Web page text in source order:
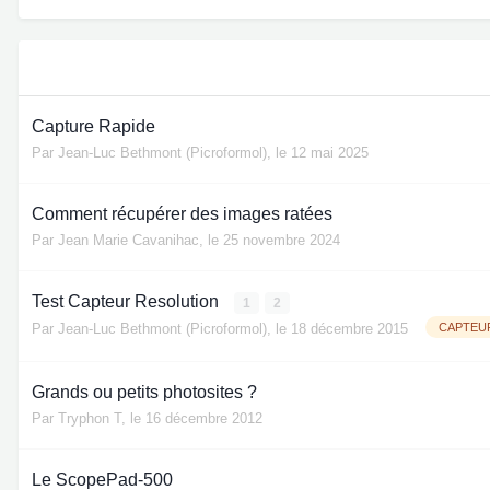
Capture Rapide
Par Jean-Luc Bethmont (Picroformol) le 12 mai 2025
Comment récupérer des images ratées
Par Jean Marie Cavanihac le 25 novembre 2024
Test Capteur Resolution 1 2
Par Jean-Luc Bethmont (Picroformol) le 18 décembre 2015
Grands ou petits photosites ?
Par Tryphon T, le 16 décembre 2012
Le ScopePad-500